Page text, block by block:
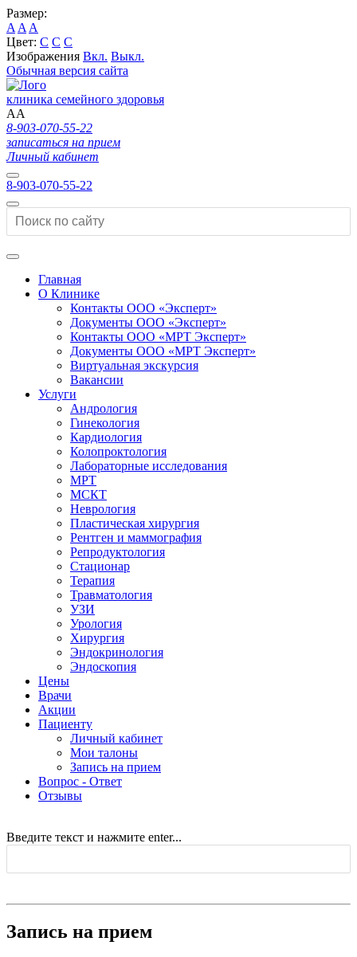
Размер:
A A A
Цвет: C C C
Изображения Вкл. Выкл.
Обычная версия сайта
клиника семейного здоровья
AA
8-903-070-55-22
записаться на прием
Личный кабинет
8-903-070-55-22
Главная
О Клинике
Контакты ООО «Эксперт»
Документы ООО «Эксперт»
Контакты ООО «МРТ Эксперт»
Документы ООО «МРТ Эксперт»
Виртуальная экскурсия
Вакансии
Услуги
Андрология
Гинекология
Кардиология
Колопроктология
Лабораторные исследования
МРТ
МСКТ
Неврология
Пластическая хирургия
Рентген и маммография
Репродуктология
Стационар
Терапия
Травматология
УЗИ
Урология
Хирургия
Эндокринология
Эндоскопия
Цены
Врачи
Акции
Пациенту
Личный кабинет
Мои талоны
Запись на прием
Вопрос - Ответ
Отзывы
Введите текст и нажмите enter...
Запись на прием